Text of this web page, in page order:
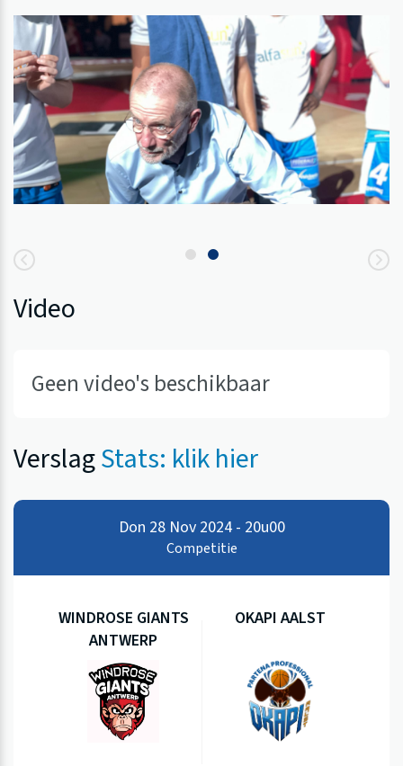
Video
Geen video's beschikbaar
VerslagStats: klik hier
Don 28 Nov 2024 - 20u00
Competitie
WINDROSE GIANTS
ANTWERP
OKAPI AALST